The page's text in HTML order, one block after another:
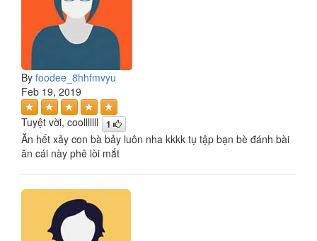
By foodee_8hhfmvyu
Feb 19, 2019
Tuyệt vời, coolllllll 1
Ăn hết xảy con bà bảy luôn nha kkkk tụ tập bạn bè đánh bài
ăn cái này phê lòi mắt